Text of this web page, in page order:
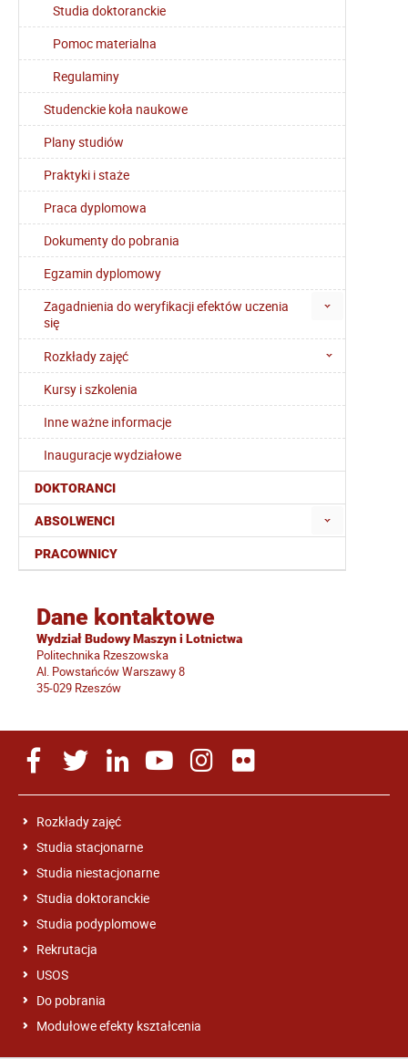
Studia doktoranckie
Pomoc materialna
Regulaminy
Studenckie koła naukowe
Plany studiów
Praktyki i staże
Praca dyplomowa
Dokumenty do pobrania
Egzamin dyplomowy
Zagadnienia do weryfikacji efektów uczenia
się
Rozkłady zajęć
Kursy i szkolenia
Inne ważne informacje
Inauguracje wydziałowe
DOKTORANCI
ABSOLWENCI
PRACOWNICY
Dane kontaktowe
Wydział Budowy Maszyn i Lotnictwa
Politechnika Rzeszowska
Al. Powstańców Warszawy 8
35-029 Rzeszów
Rozkłady zajęć
Studia stacjonarne
Studia niestacjonarne
Studia doktoranckie
Studia podyplomowe
Rekrutacja
USOS
Do pobrania
Modułowe efekty kształcenia